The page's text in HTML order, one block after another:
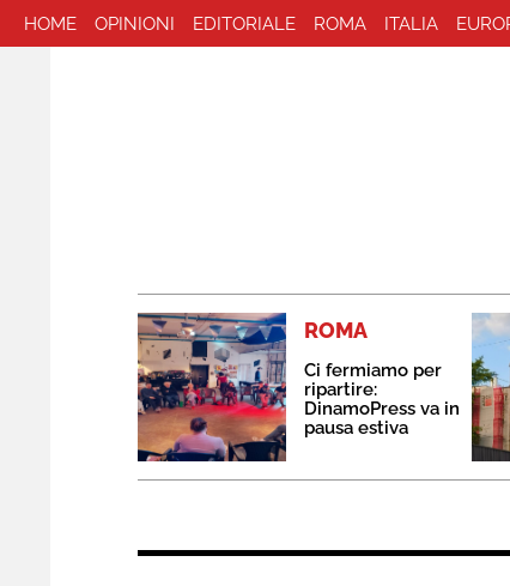
HOME OPINIONI EDITORIALE ROMA ITALIA
ROMA
Ci fermiamo per
ripartire:
DinamoPress va in
pausa estiva